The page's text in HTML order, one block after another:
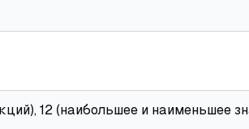
12 (наибольшее и наименьшее